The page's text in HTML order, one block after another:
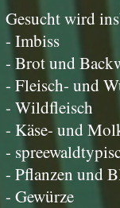
Gesucht wird
- Imbiss
- Brot und
- Fleisch- und
- Wildfleisch
- Käse- und
-
- Pflanzen und
- Gewürze